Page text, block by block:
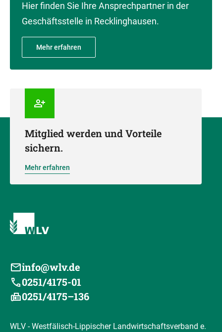
Hier finden Sie Ihre Ansprechpartner in der
Geschäftsstelle in Recklinghausen.
Mehr erfahren
Mitglied werden und Vorteile
sichern.
Mehr erfahren
info@wlv.de
0251/4175-01
0251/4175–136
WLV - Westfälisch-Lippischer Landwirtschaftsverband e.